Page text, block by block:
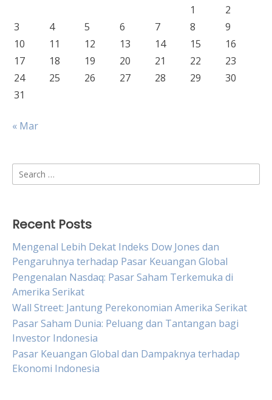
1
2
3
4 5 6 7 8
9
10
11 12 13 14 15
16
17
18 19 20 21 22
23
24
25 26 27 28 29
30
31
« Mar
Search
for:
Recent Posts
Mengenal Lebih Dekat Indeks Dow Jones dan
Pengaruhnya terhadap Pasar Keuangan Global
Pengenalan Nasdaq: Pasar Saham Terkemuka di
Amerika Serikat
Wall Street: Jantung Perekonomian Amerika Serikat
Pasar Saham Dunia: Peluang dan Tantangan bagi
Investor Indonesia
Pasar Keuangan Global dan Dampaknya terhadap
Ekonomi Indonesia